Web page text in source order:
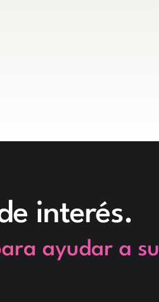
interés.
ayudar a su